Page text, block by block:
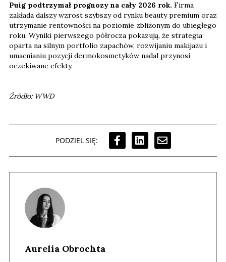
Puig podtrzymał prognozy na cały 2026 rok. Firma
zakłada dalszy wzrost szybszy od rynku beauty premium oraz
utrzymanie rentowności na poziomie zbliżonym do ubiegłego
roku. Wyniki pierwszego półrocza pokazują, że strategia
oparta na silnym portfolio zapachów, rozwijaniu makijażu i
umacnianiu pozycji dermokosmetyków nadal przynosi
oczekiwane efekty.
Źródło: WWD
PODZIEL SIĘ:
Aurelia Obrochta